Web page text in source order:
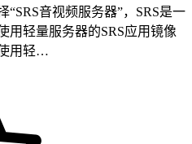
“SRS音视频服务器”，SRS是一
用轻量服务器的SRS应用镜像
用轻…